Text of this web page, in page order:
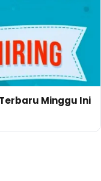
Minggu Ini